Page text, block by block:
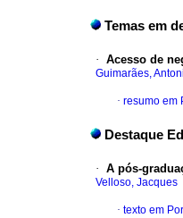
Temas em
· Acesso de
Guimarães,
· resumo em
Destaque
· A pós-
Velloso, Jacques
· texto em